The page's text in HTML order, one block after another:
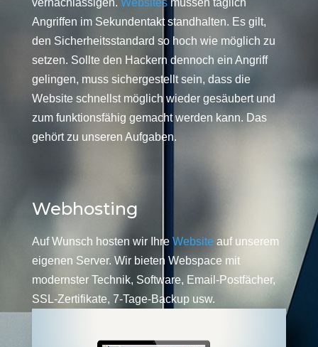
Angriffen im Sekundentakt standhalten. Es gilt,
den Sicherheitsstandard so hoch wie möglich zu
setzen. Sollte den Hackern dennoch ein Angriff
gelingen, muss sichergestellt sein, dass die
Website schnellst möglich wieder gesäubert und
zum funktionsfähig gemacht werden kann. Das
gehört zu unseren Aufgaben.
Webhosting
Auf Wunsch hosten wir Ihre Website auf unserem
eigenen Server. Wir bieten Webspace mit
modernster Technik, Software, Email-Postfächer,
SSL-Zertifikate, 7-Tage-Backup usw.